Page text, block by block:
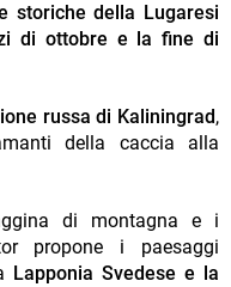
storiche della Lugaresi
di ottobre e la fine di
russa di Kaliningrad,
della caccia alla
di montagna e i
propone i paesaggi
Lapponia Svedese e la